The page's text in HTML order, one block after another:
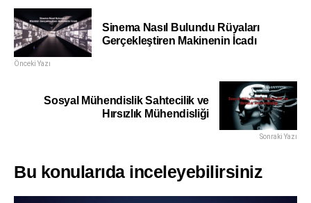
Sinema Nasıl Bulundu Rüyaları
Gerçekleştiren Makinenin İcadı
Önceki Yazı
Sosyal Mühendislik Sahtecilik ve
Hırsızlık Mühendisliği
Sonraki Yazı
Bu konularıda inceleyebilirsiniz